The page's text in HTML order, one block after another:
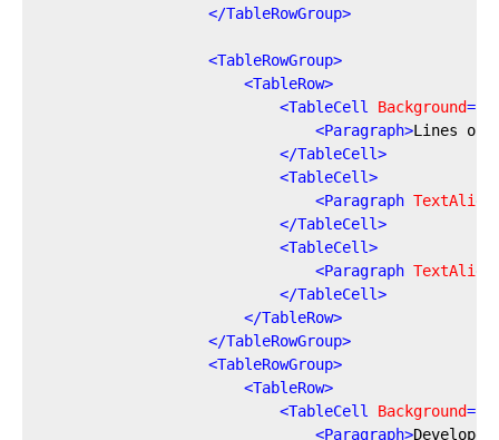
</TableRowGroup>
<TableRowGroup>
<TableRow>
<TableCell Background=
<Paragraph>Lines of
</TableCell>
<TableCell>
<Paragraph
</TableCell>
<TableCell>
<Paragraph
</TableCell>
</TableRow>
</TableRowGroup>
<TableRowGroup>
<TableRow>
<TableCell Background=
<Paragraph>